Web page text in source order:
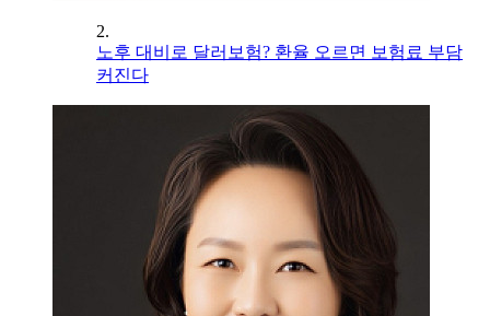
2.
노후 대비로 달러보험? 환율 오르면 보험료 부담
커진다